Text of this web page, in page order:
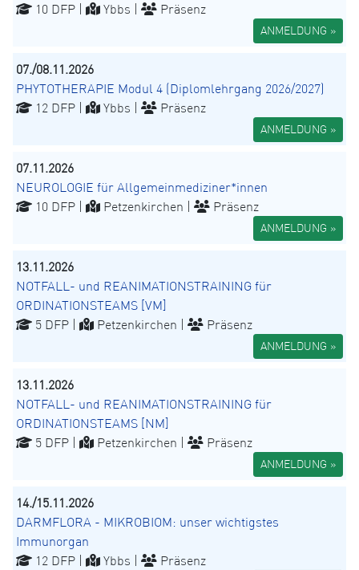
10 DFP |
Ybbs | Präsenz
ANMELDUNG »
07./08.11.2026
PHYTOTHERAPIE Modul 4 (Diplomlehrgang 2026/2027)
12 DFP |
Ybbs | Präsenz
ANMELDUNG »
07.11.2026
NEUROLOGIE für Allgemeinmediziner*innen
10 DFP |
Petzenkirchen | Präsenz
ANMELDUNG »
13.11.2026
NOTFALL- und REANIMATIONSTRAINING für
ORDINATIONSTEAMS [VM]
5 DFP |
Petzenkirchen | Präsenz
ANMELDUNG »
13.11.2026
NOTFALL- und REANIMATIONSTRAINING für
ORDINATIONSTEAMS [NM]
5 DFP |
Petzenkirchen | Präsenz
ANMELDUNG »
14./15.11.2026
DARMFLORA - MIKROBIOM: unser wichtigstes
Immunorgan
12 DFP |
Ybbs | Präsenz